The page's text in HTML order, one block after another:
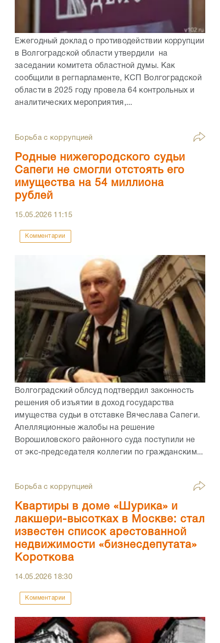
Ежегодный доклад о противодействии коррупции
в Волгоградской области утвердили на
заседании комитета областной думы. Как
сообщили в регпарламенте, КСП Волгоградской
области в 2025 году провела 64 контрольных и
аналитических мероприятия,...
Борьба с коррупцией
Родные нижегородского судьи
Сапеги не смогли отстоять его
имущества на 54 миллиона
рублей
15.05.2026 11:15
Комментарии
Волгоградский облсуд подтвердил законность
решения об изъятии в доход государства
имущества судьи в отставке Вячеслава Сапеги.
Апелляционные жалобы на решение
Ворошиловского районного суда поступили не
от экс-председателя коллегии по гражданским...
Борьба с коррупцией
Квартиры в доме «Шурика» и
лакшери-высотках в Москве: стал
известен список арестованной
недвижимости «бизнесдепутата»
Короткова
14.05.2026 18:30
Комментарии